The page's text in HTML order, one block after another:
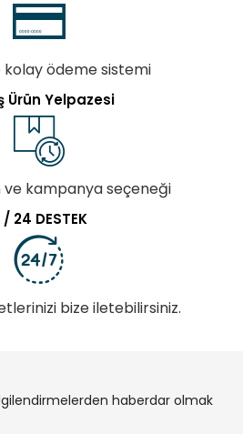
kolay ödeme sistemi
Ürün Yelpazesi
ve kampanya seçeneği
/ 24 DESTEK
bize iletebilirsiniz.
haberdar olmak